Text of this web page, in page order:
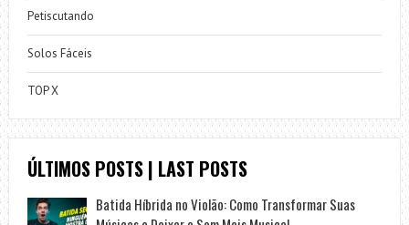
Petiscutando
Solos Fáceis
TOP X
ÚLTIMOS POSTS | LAST POSTS
Batida Híbrida no Violão: Como Transformar Suas